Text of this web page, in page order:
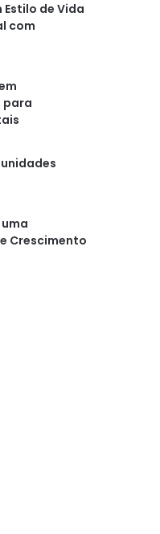
Estilo de Vida
com
para
Crescimento